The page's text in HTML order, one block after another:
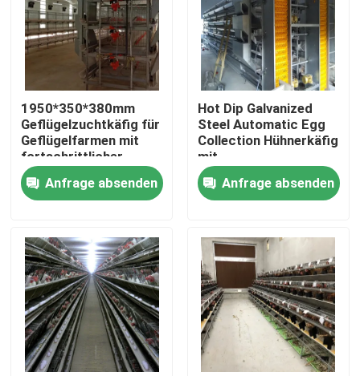
Zu Hause
Über uns
Werksbesichtigung
1950*350*380mm
Geflügelzuchtkäfig für
Geflügelfarmen mit
fortschrittlicher
Technologie
Anfrage absenden
Hot Dip Galvanized
Steel Automatic Egg
Collection Hühnerkäfig
mit
Anfrage absenden